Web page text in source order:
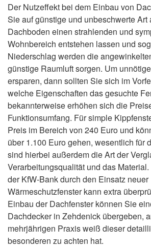
Der Nutzeffekt bei dem Einbau von
Sie auf günstige und unbeschwerte Art
Dachboden einen strahlenden und
Wohnbereich entstehen lassen und
Niederschlag werden die
günstige Raumluft sorgen. Um
ersparen, dann sollten Sie sich im
welche Eigenschaften das gesuchte
bekannterweise erhöhen sich die
Funktionsumfang. Für simple
Preis im Bereich von 240 Euro und
über 1.100 Euro gehen, wesentlich für
sind hierbei außerdem die Art der
Verarbeitungsqualität und das
der KfW-Bank durch den Einsatz neuer
Wärmeschutzfenster kann extra
Einbau der Dachfenster können Sie
Dachdecker in Zehdenick übergeben,
mehrjährigen Praxis weiß dieser
besonderen zu achten hat.